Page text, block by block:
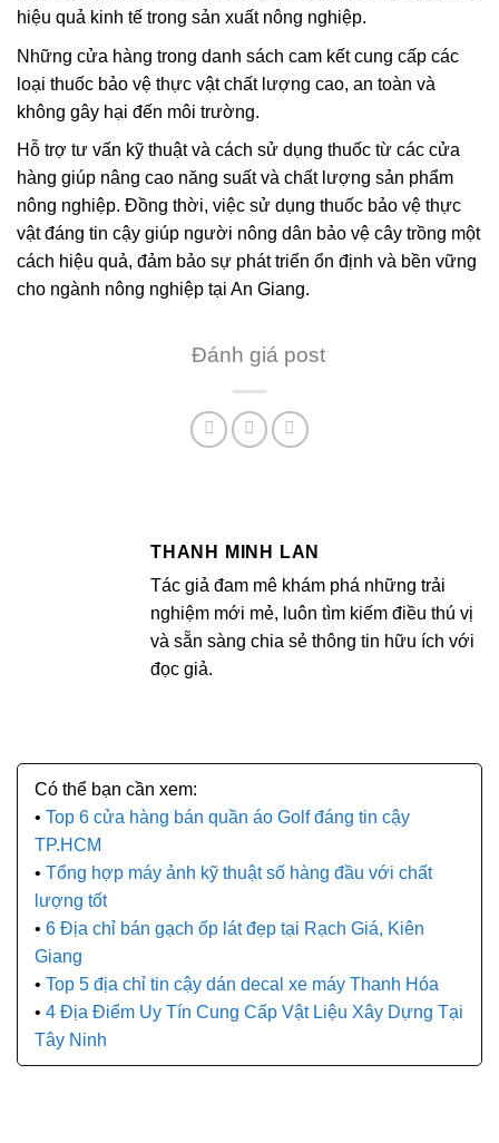
hiệu quả kinh tế trong sản xuất nông nghiệp.
Những cửa hàng trong danh sách cam kết cung cấp các
loại thuốc bảo vệ thực vật chất lượng cao, an toàn và
không gây hại đến môi trường.
Hỗ trợ tư vấn kỹ thuật và cách sử dụng thuốc từ các cửa
hàng giúp nâng cao năng suất và chất lượng sản phẩm
nông nghiệp. Đồng thời, việc sử dụng thuốc bảo vệ thực
vật đáng tin cậy giúp người nông dân bảo vệ cây trồng một
cách hiệu quả, đảm bảo sự phát triển ổn định và bền vững
cho ngành nông nghiệp tại An Giang.
Đánh giá post
THANH MINH LAN
Tác giả đam mê khám phá những trải
nghiệm mới mẻ, luôn tìm kiếm điều thú vị
và sẵn sàng chia sẻ thông tin hữu ích với
đọc giả.
Top 6 cửa hàng bán quần áo Golf đáng tin cậy
TP.HCM
Tổng hợp máy ảnh kỹ thuật số hàng đầu với chất
lượng tốt
6 Địa chỉ bán gạch ốp lát đẹp tại Rạch Giá, Kiên
Giang
Top 5 địa chỉ tin cậy dán decal xe máy Thanh Hóa
4 Địa Điểm Uy Tín Cung Cấp Vật Liệu Xây Dựng Tại
Tây Ninh